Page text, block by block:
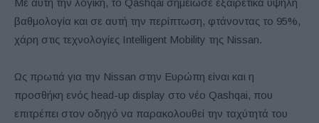
Με αυτή την λογική, το Qashqai σημείωσε εξαιρετικά υψηλή
βαθμολογία και σε αυτή την περίπτωση, φτάνοντας το 95%,
χάρη στις τεχνολογίες Intelligent Mobility της Nissan.
Ως πρωτιά για την Nissan στην Ευρώπη είναι και η
προσθήκη ενός head-up display στο νέο Qashqai, που
επιτρέπει στον οδηγό να παρακολουθεί την ταχύτητά του